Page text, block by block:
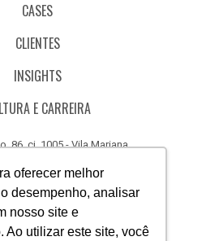
oferecer melhor
desempenho, analisar
nosso site e
Ao utilizar este site, você
CASES
CLIENTES
INSIGHTS
E CARREIRA
86, cj. 1005 - Vila Mariana
DE ÉTICA
DE DENÚNCIAS